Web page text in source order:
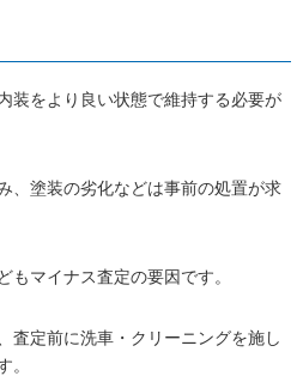
装をより良い状態で維持する必要が
、塗装の劣化などは事前の処置が求
もマイナス査定の要因です。
査定前に洗車・クリーニングを施し
。